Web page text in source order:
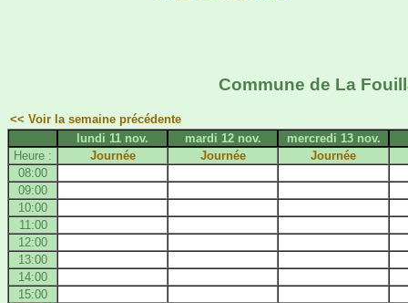
Commune de La
<< Voir la semaine précédente
lundi 11 nov.
mardi 12 nov.
mercredi 13 nov.
Heure :
Journée Journée
Journée
08:00
09:00
10:00
11:00
12:00
13:00
14:00
15:00